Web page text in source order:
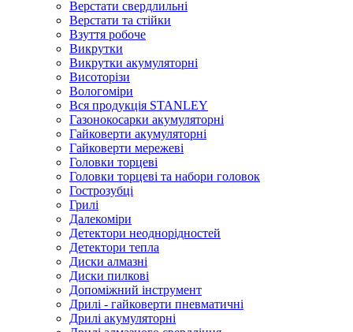
Верстати свердлильні
Верстати та стійки
Взуття робоче
Викрутки
Викрутки акумуляторні
Висоторізи
Вологоміри
Вся продукція STANLEY
Газонокосарки акумуляторні
Гайковерти акумуляторні
Гайковерти мережеві
Головки торцеві
Головки торцеві та набори головок
Гострозубці
Грилі
Далекоміри
Детектори неоднорідностей
Детектори тепла
Диски алмазні
Диски пилкові
Допоміжний інструмент
Дрилі - гайковерти пневматичні
Дрилі акумуляторні